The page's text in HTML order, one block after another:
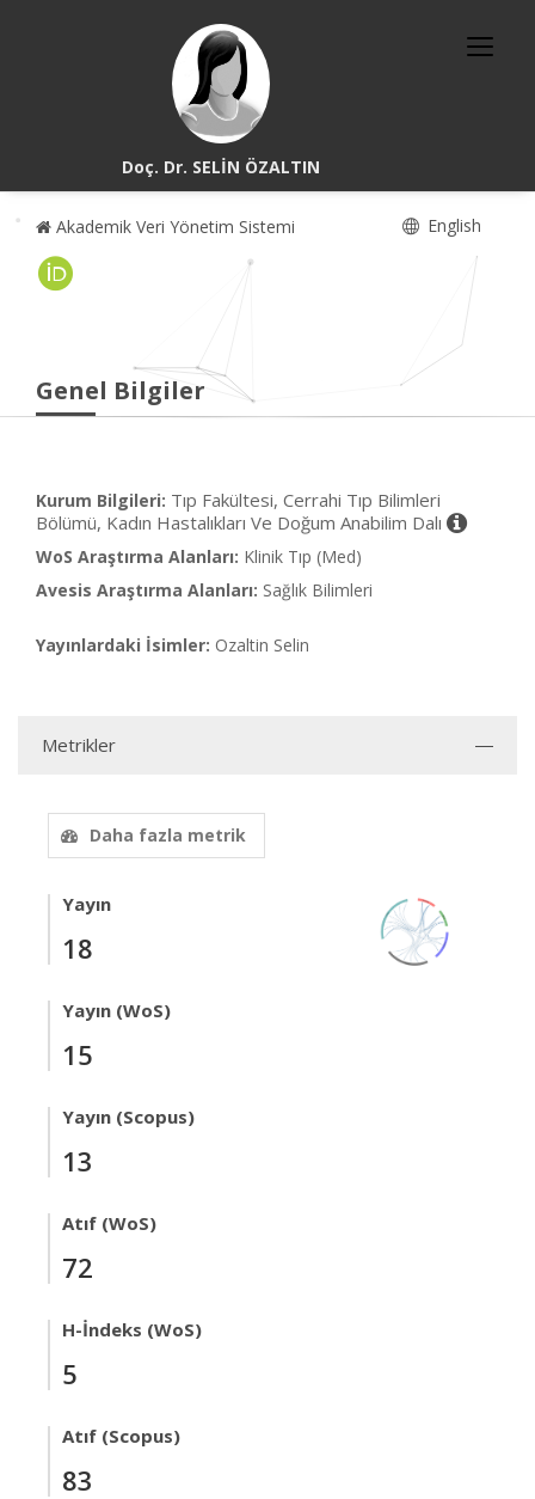
Doç. Dr. SELİN ÖZALTIN
Akademik Veri Yönetim Sistemi English
Genel Bilgiler
Kurum Bilgileri: Tıp Fakültesi, Cerrahi Tıp Bilimleri
Bölümü, Kadın Hastalıkları Ve Doğum Anabilim Dalı
WoS Araştırma Alanları: Klinik Tıp (Med)
Avesis Araştırma Alanları: Sağlık Bilimleri
Yayınlardaki İsimler: Ozaltin Selin
Metrikler
Daha fazla metrik
Yayın
18
Yayın (WoS)
15
Yayın (Scopus)
13
Atıf (WoS)
72
H-İndeks (WoS)
5
Atıf (Scopus)
83